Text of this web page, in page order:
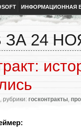
ИНФОРМАЦИОННАЯ
24
, рубрики: госконтракты,